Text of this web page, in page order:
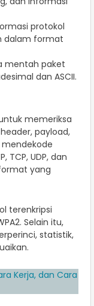
protokol
dalam format
mentah paket
dan ASCII.
memeriksa
payload,
TCP, UDP, dan
yang
terenkripsi
Selain itu,
statistik,
Kerja, dan Cara